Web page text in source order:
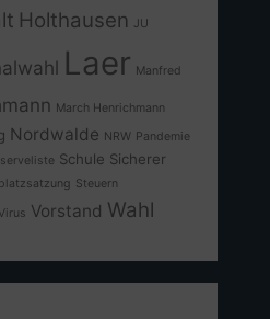
Holthausen JU
Laer Manfred
March Henrichmann
Nordwalde NRW Pandemie
Schule Sicherer
Steuern
Virus Vorstand Wahl